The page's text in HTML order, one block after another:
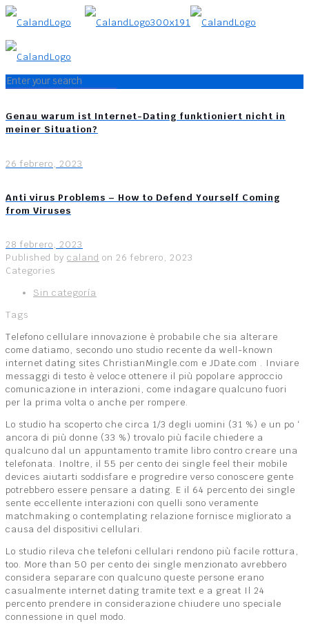
Genau warum ist Internet-Dating funktioniert nicht in
meiner Situation?
26 febrero, 2023
Anti virus Problems – How to Defend Yourself Coming
from Viruses
28 febrero, 2023
Published by caland on 26 febrero, 2023
Categories
Sin categoría
Tags
Telefono cellulare innovazione è probabile che sia alterare
come datiamo, secondo uno studio recente da well-known
internet dating sites ChristianMingle.com e JDate.com . Inviare
messaggi di testo è veloce ottenere il più popolare approccio
comunicazione in interazioni, come indagare qualcuno fuori
per la prima volta o anche per rompere.
Lo studio ha scoperto che circa 1/3 degli uomini (31 %) e un po ‘
ancora di più donne (33 %) trovalo più facile chiedere a
qualcuno dal un appuntamento tramite libro contro creare una
telefonata. Inoltre, il 55 per cento dei single feel their mobile
devices aiutarti soddisfare e progredire verso conoscere gente
potrebbero essere pensare a dating. E il 64 percento dei single
sente eccellente interazioni con quelli sono veramente
matchmaking o contemplating relazione fornisce migliorato a
causa del dispositivi cellulari.
Lo studio rileva che telefoni cellulari rendono più facile rottura,
too. More than 50 per cento dei single menzionato avrebbero
considera separare con qualcuno queste persone erano
casualmente internet dating tramite text e a great Il 24
percento prendere in considerazione chiudere uno speciale
connessione in quel modo.